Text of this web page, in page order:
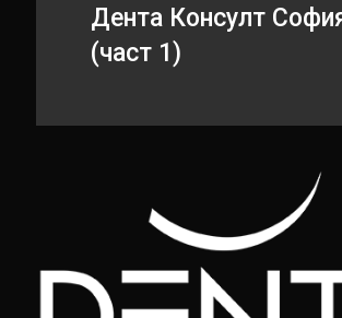
Дента Консулт
(част 1)